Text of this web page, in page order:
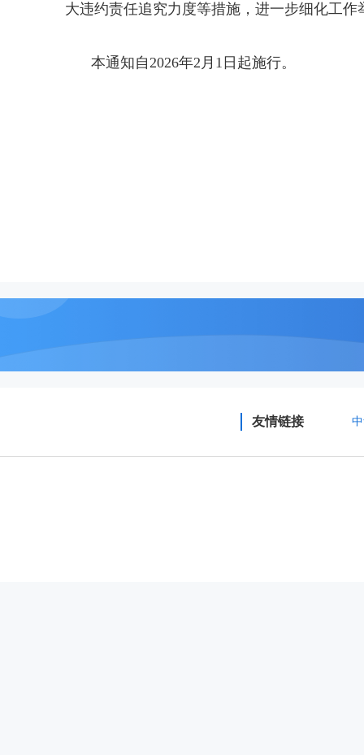
大违约责任追究力度等措施，进一步细化工
本通知自2026年2月1日起施行。
友情链接